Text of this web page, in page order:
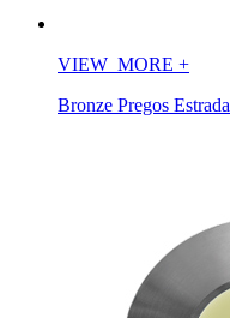
VIEW_MORE +
Bronze Pregos Estrada